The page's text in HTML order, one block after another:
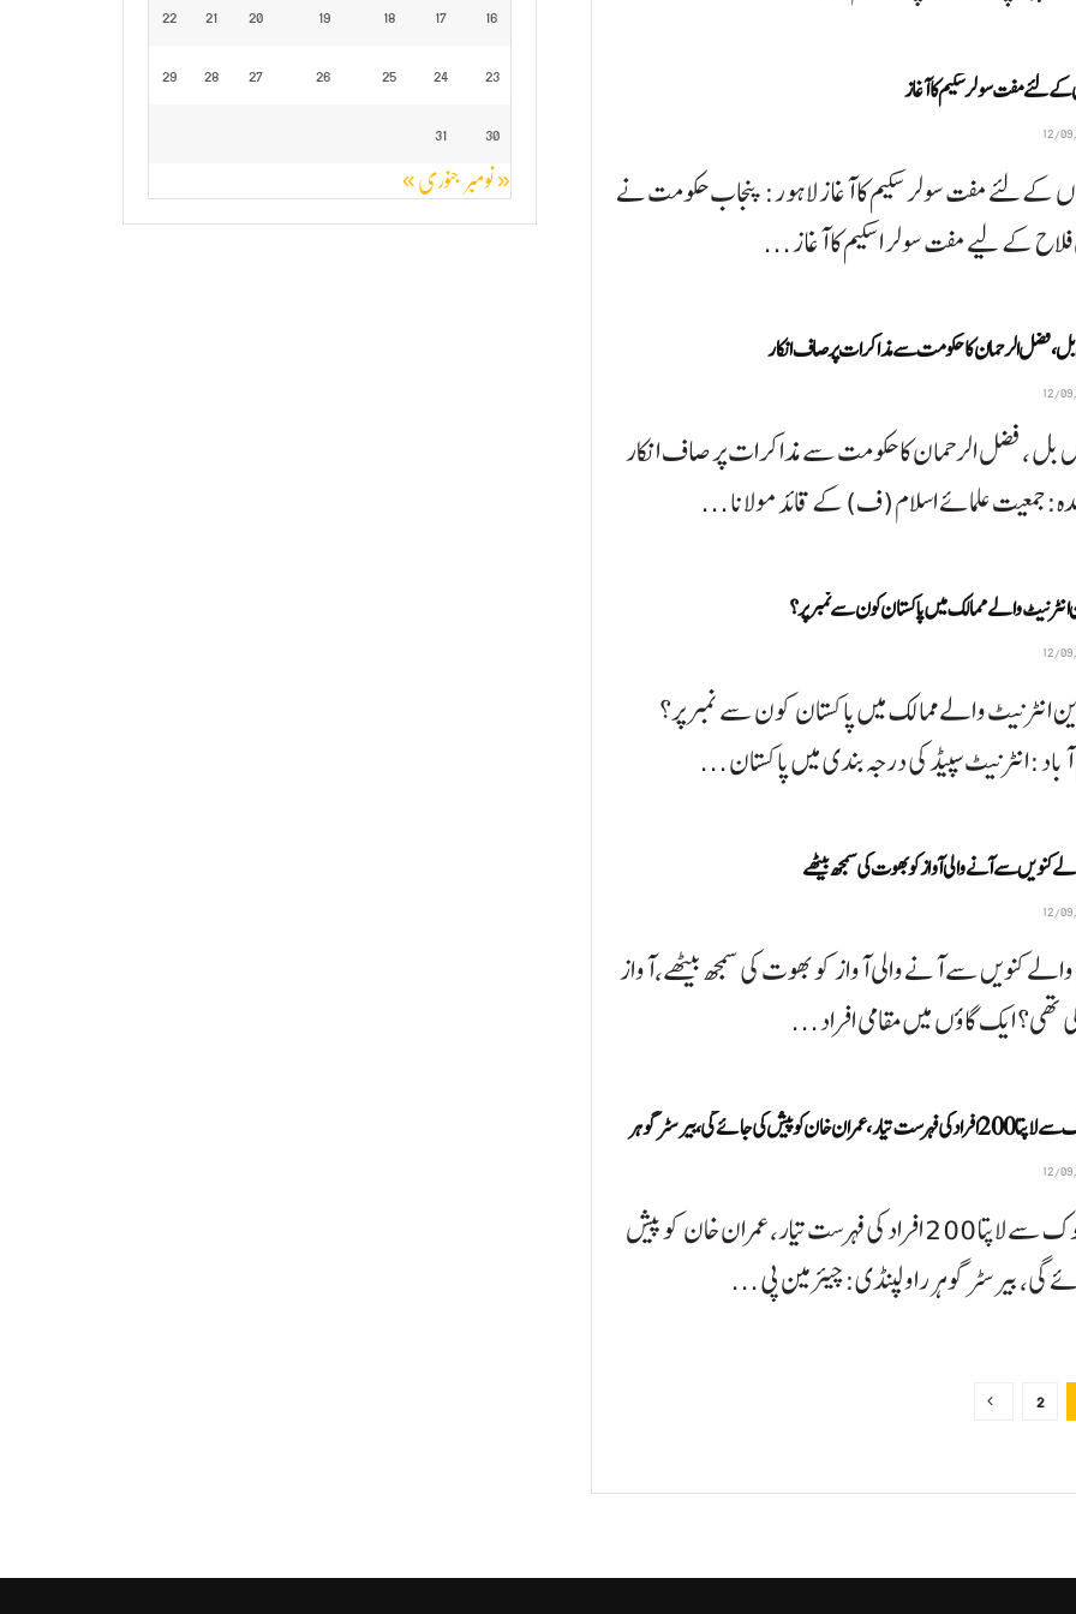
لئے مفت سولر سکیم کا آغاز
کے لئے مفت سولر سکیم کا آغاز لاہور: پنجاب حکومت نے
فلاح کے لیے مفت سولر اسکیم کا آغاز ...
، فضل الرحمان کا حکومت سے مذاکرات پر صاف انکار
بل ، فضل الرحمان کا حکومت سے مذاکرات پر صاف انکار
جمعیت علمائے اسلام (ف) کے قائد مولانا ...
انٹرنیٹ والے ممالک میں پاکستان کون سے نمبر پر؟
انٹرنیٹ والے ممالک میں پاکستان کون سے نمبر پر؟
:انٹرنیٹ سپیڈ کی درجہ بندی میں پاکستان ...
کنویں سے آنے والی آواز کو بھوت کی سمجھ بیٹھے
کنویں سے آنے والی آواز کو بھوت کی سمجھ بیٹھے،آواز
تھی؟ ایک گاؤں میں مقامی افراد ...
عمران خان کو پیش کی جائے گی، بیرسٹر گوہر
ڈی چوک سے لاپتا 200 افراد کی فہرست تیار، عمران خان کو پیش
گی، بیرسٹر گوہر راولپنڈی:چیئرمین پی ...
2
16
17
18
19
20
21
22
23
24
25
26
27
28
29
30
31
« نومبر جنوری »